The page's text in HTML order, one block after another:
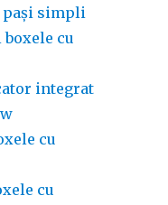
pași simpli
boxele cu
integrat
cu
cu